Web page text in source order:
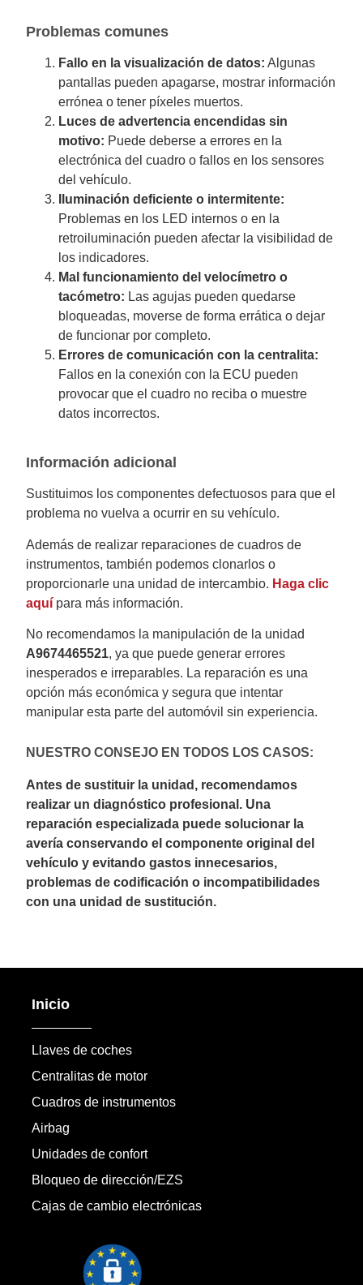
Problemas comunes
Fallo en la visualización de datos: Algunas
pantallas pueden apagarse, mostrar información
errónea o tener píxeles muertos.
Luces de advertencia encendidas sin
motivo: Puede deberse a errores en la
electrónica del cuadro o fallos en los sensores
del vehículo.
Iluminación deficiente o intermitente:
Problemas en los LED internos o en la
retroiluminación pueden afectar la visibilidad de
los indicadores.
Mal funcionamiento del velocímetro o
tacómetro: Las agujas pueden quedarse
bloqueadas, moverse de forma errática o dejar
de funcionar por completo.
Errores de comunicación con la centralita:
Fallos en la conexión con la ECU pueden
provocar que el cuadro no reciba o muestre
datos incorrectos.
Información adicional
Sustituimos los componentes defectuosos para que el
problema no vuelva a ocurrir en su vehículo.
Además de realizar reparaciones de cuadros de
instrumentos, también podemos clonarlos o
proporcionarle una unidad de intercambio. Haga clic
aquí para más información.
No recomendamos la manipulación de la unidad
A9674465521, ya que puede generar errores
inesperados e irreparables. La reparación es una
opción más económica y segura que intentar
manipular esta parte del automóvil sin experiencia.
NUESTRO CONSEJO EN TODOS LOS CASOS:
Antes de sustituir la unidad, recomendamos
realizar un diagnóstico profesional. Una
reparación especializada puede solucionar la
avería conservando el componente original del
vehículo y evitando gastos innecesarios,
problemas de codificación o incompatibilidades
con una unidad de sustitución.
Inicio
Llaves de coches
Centralitas de motor
Cuadros de instrumentos
Airbag
Unidades de confort
Bloqueo de dirección/EZS
Cajas de cambio electrónicas